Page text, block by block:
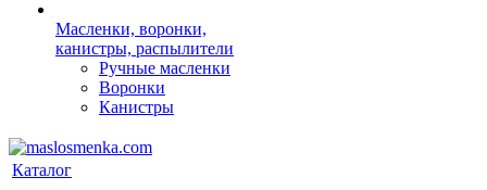
Масленки, воронки,
канистры, распылители
Ручные масленки
Воронки
Канистры
Каталог